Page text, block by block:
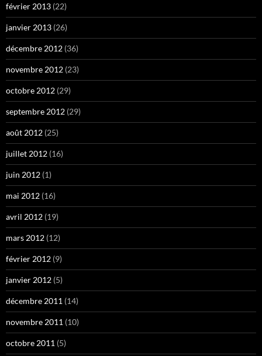
février 2013 (22)
janvier 2013 (26)
décembre 2012 (36)
novembre 2012 (23)
octobre 2012 (29)
septembre 2012 (29)
août 2012 (25)
juillet 2012 (16)
juin 2012 (1)
mai 2012 (16)
avril 2012 (19)
mars 2012 (12)
février 2012 (9)
janvier 2012 (5)
décembre 2011 (14)
novembre 2011 (10)
octobre 2011 (5)